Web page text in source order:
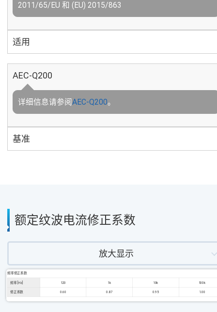
2011/65/EU 和 (EU) 2015/863
适用
AEC-Q200
详细信息请参阅AEC-Q200。
基准
额定纹波电流修正系数
放大显示
频率修正系数
频率 [Hz] 120 1k 10k 100k
修正系数 0.60 0.87 0.95 1.00